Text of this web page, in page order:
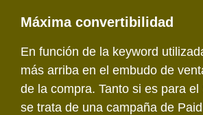
Máxima convertibilidad
En función de la keyword
más arriba en el embudo de
de la compra. Tanto si es para el
se trata de una campaña de